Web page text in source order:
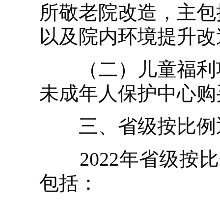
所敬老院改造，主
以及院内环境提升
（二）儿童福利
未成年人保护中心
三、省级按比例
2022年省级按比
包括：